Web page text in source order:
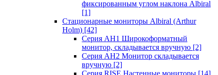
фиксированным углом наклона Albiral
[1]
Стационарные мониторы Albiral (Arthur
Holm) [42]
Серия AH1 Широкоформатный
монитор, складывается вручную [2]
Серия AH2 Монитор складывается
вручную [2]
Серия RISE Настенные мониторы [14]